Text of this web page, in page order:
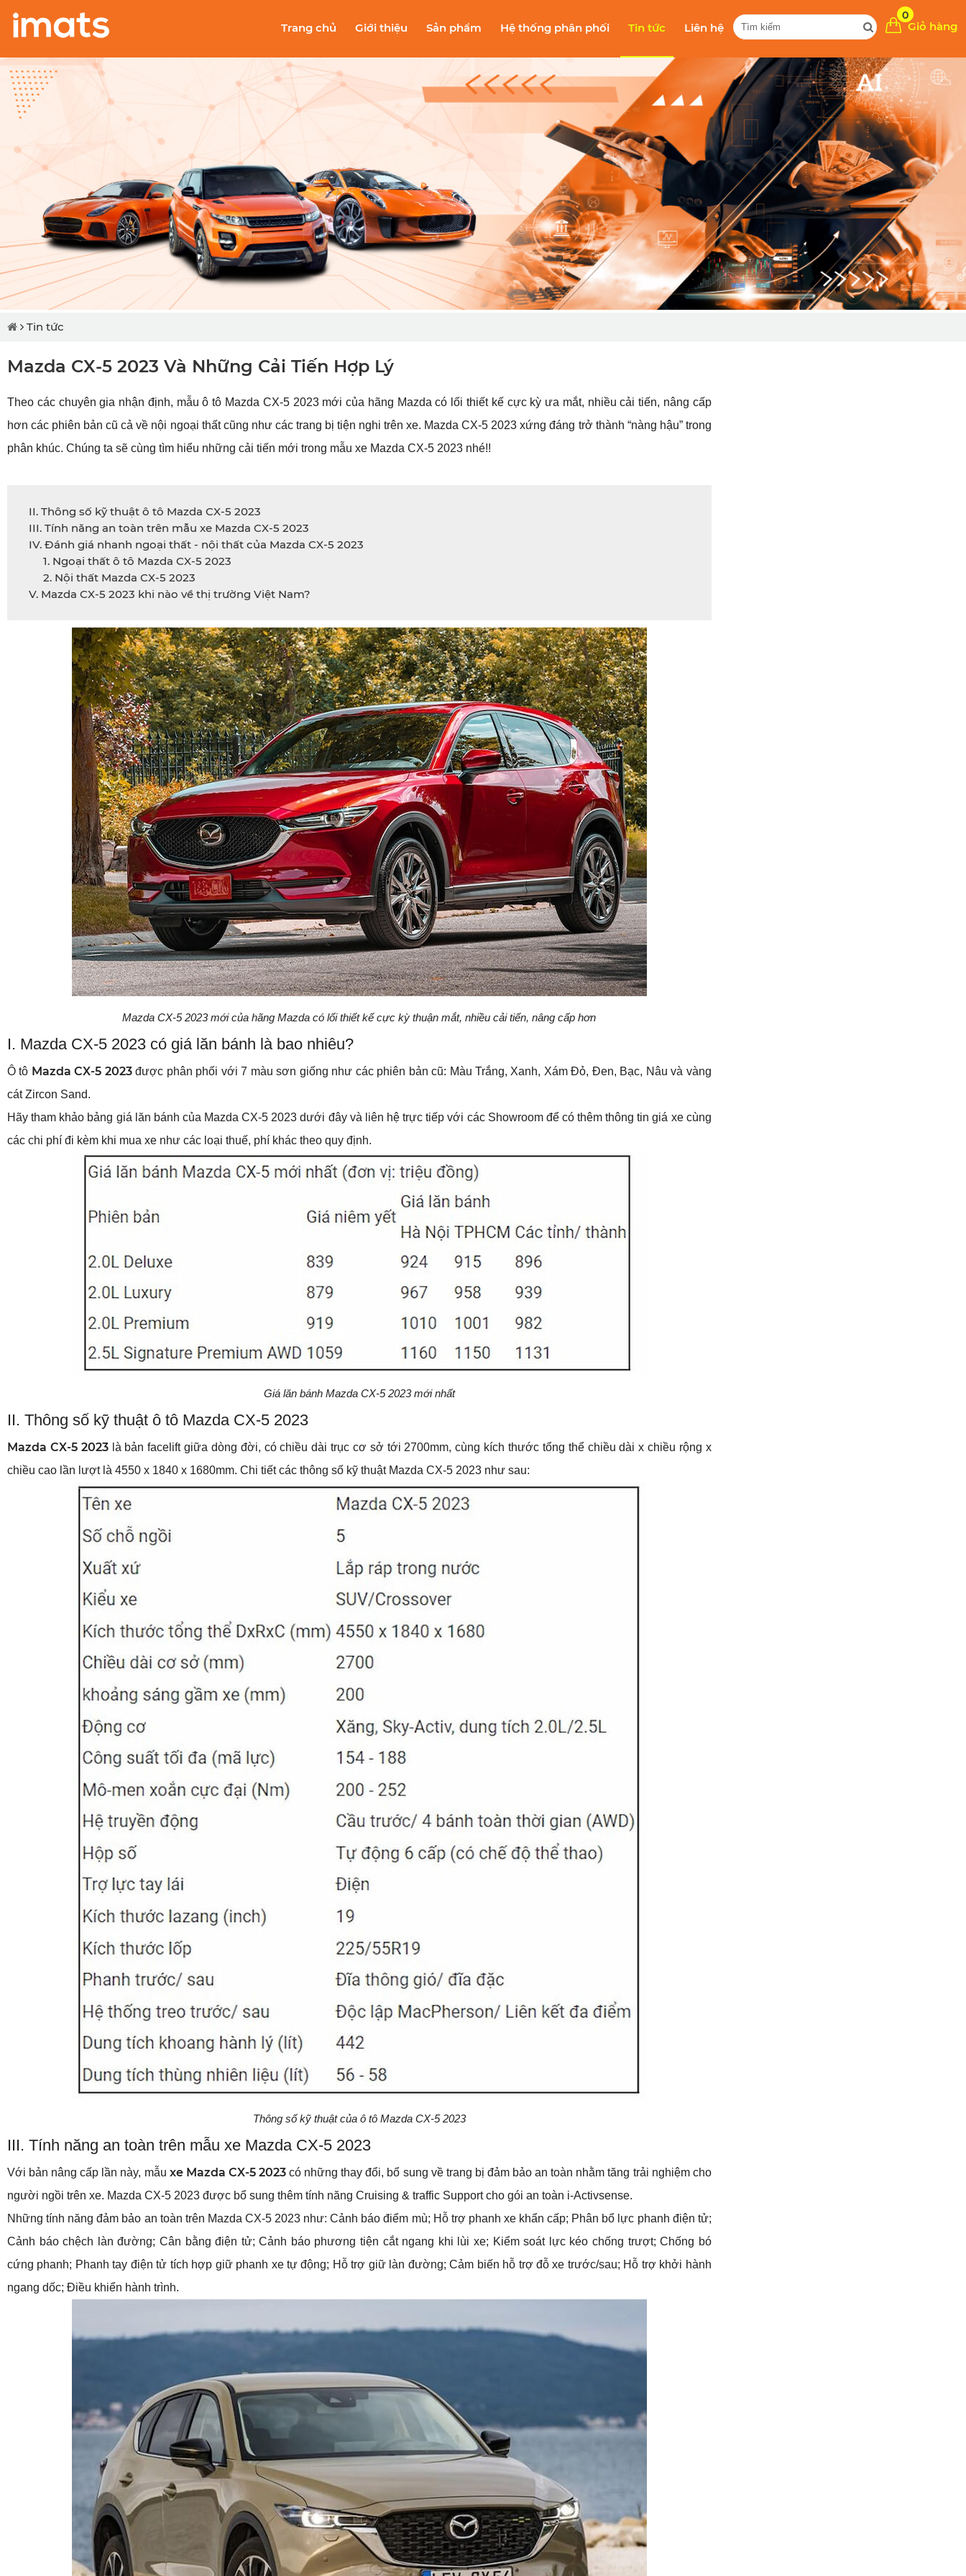
Giỏ hàng
0
Trang chủ Giới thiệu Sản phẩm Hệ thống phân phối Tin tức Liên hệ
Tin tức
Mazda CX-5 2023 Và Những Cải Tiến Hợp Lý
Theo các chuyên gia nhận định, mẫu ô tô Mazda CX-5 2023 mới của hãng Mazda có lối thiết kế cực kỳ ưa mắt, nhiều cải tiến, nâng cấp
hơn các phiên bản cũ cả về nội ngoại thất cũng như các trang bị tiện nghi trên xe. Mazda CX-5 2023 xứng đáng trở thành “nàng hậu” trong
phân khúc. Chúng ta sẽ cùng tìm hiểu những cải tiến mới trong mẫu xe Mazda CX-5 2023 nhé!!
II. Thông số kỹ thuật ô tô Mazda CX-5 2023
III. Tính năng an toàn trên mẫu xe Mazda CX-5 2023
IV. Đánh giá nhanh ngoại thất - nội thất của Mazda CX-5 2023
1. Ngoại thất ô tô Mazda CX-5 2023
2. Nội thất Mazda CX-5 2023
V. Mazda CX-5 2023 khi nào về thị trường Việt Nam?
Mazda CX-5 2023 mới của hãng Mazda có lối thiết kế cực kỳ thuận mắt, nhiều cải tiến, nâng cấp hơn
I. Mazda CX-5 2023 có giá lăn bánh là bao nhiêu?
Ô tô Mazda CX-5 2023 được phân phối với 7 màu sơn giống như các phiên bản cũ: Màu Trắng, Xanh, Xám Đỏ, Đen, Bạc, Nâu và vàng
cát Zircon Sand.
Hãy tham khảo bảng giá lăn bánh của Mazda CX-5 2023 dưới đây và liên hệ trực tiếp với các Showroom để có thêm thông tin giá xe cùng
các chi phí đi kèm khi mua xe như các loại thuế, phí khác theo quy định.
Giá lăn bánh Mazda CX-5 2023 mới nhất
II. Thông số kỹ thuật ô tô Mazda CX-5 2023
Mazda CX-5 2023 là bản facelift giữa dòng đời, có chiều dài trục cơ sở tới 2700mm, cùng kích thước tổng thể chiều dài x chiều rộng x
chiều cao lần lượt là 4550 x 1840 x 1680mm. Chi tiết các thông số kỹ thuật Mazda CX-5 2023 như sau:
Thông số kỹ thuật của ô tô Mazda CX-5 2023
III. Tính năng an toàn trên mẫu xe Mazda CX-5 2023
Với bản nâng cấp lần này, mẫu xe Mazda CX-5 2023 có những thay đổi, bổ sung về trang bị đảm bảo an toàn nhằm tăng trải nghiệm cho
người ngồi trên xe. Mazda CX-5 2023 được bổ sung thêm tính năng Cruising & traffic Support cho gói an toàn i-Activsense.
Những tính năng đảm bảo an toàn trên Mazda CX-5 2023 như: Cảnh báo điểm mù; Hỗ trợ phanh xe khẩn cấp; Phân bổ lực phanh điện tử;
Cảnh báo chệch làn đường; Cân bằng điện tử; Cảnh báo phương tiện cắt ngang khi lùi xe; Kiểm soát lực kéo chống trượt; Chống bó
cứng phanh; Phanh tay điện tử tích hợp giữ phanh xe tự động; Hỗ trợ giữ làn đường; Cảm biến hỗ trợ đỗ xe trước/sau; Hỗ trợ khởi hành
ngang dốc; Điều khiển hành trình.